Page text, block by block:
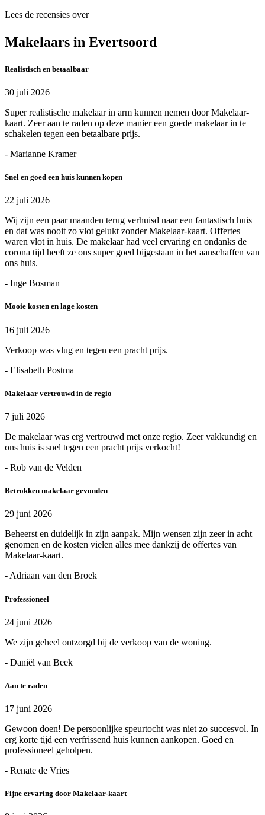
Lees de recensies over
Makelaars in Evertsoord
Realistisch en betaalbaar
30 juli 2026
Super realistische makelaar in arm kunnen nemen door Makelaar-
kaart. Zeer aan te raden op deze manier een goede makelaar in te
schakelen tegen een betaalbare prijs.
- Marianne Kramer
Snel en goed een huis kunnen kopen
22 juli 2026
Wij zijn een paar maanden terug verhuisd naar een fantastisch huis
en dat was nooit zo vlot gelukt zonder Makelaar-kaart. Offertes
waren vlot in huis. De makelaar had veel ervaring en ondanks de
corona tijd heeft ze ons super goed bijgestaan in het aanschaffen van
ons huis.
- Inge Bosman
Mooie kosten en lage kosten
16 juli 2026
Verkoop was vlug en tegen een pracht prijs.
- Elisabeth Postma
Makelaar vertrouwd in de regio
7 juli 2026
De makelaar was erg vertrouwd met onze regio. Zeer vakkundig en
ons huis is snel tegen een pracht prijs verkocht!
- Rob van de Velden
Betrokken makelaar gevonden
29 juni 2026
Beheerst en duidelijk in zijn aanpak. Mijn wensen zijn zeer in acht
genomen en de kosten vielen alles mee dankzij de offertes van
Makelaar-kaart.
- Adriaan van den Broek
Professioneel
24 juni 2026
We zijn geheel ontzorgd bij de verkoop van de woning.
- Daniël van Beek
Aan te raden
17 juni 2026
Gewoon doen! De persoonlijke speurtocht was niet zo succesvol. In
erg korte tijd een verfrissend huis kunnen aankopen. Goed en
professioneel geholpen.
- Renate de Vries
Fijne ervaring door Makelaar-kaart